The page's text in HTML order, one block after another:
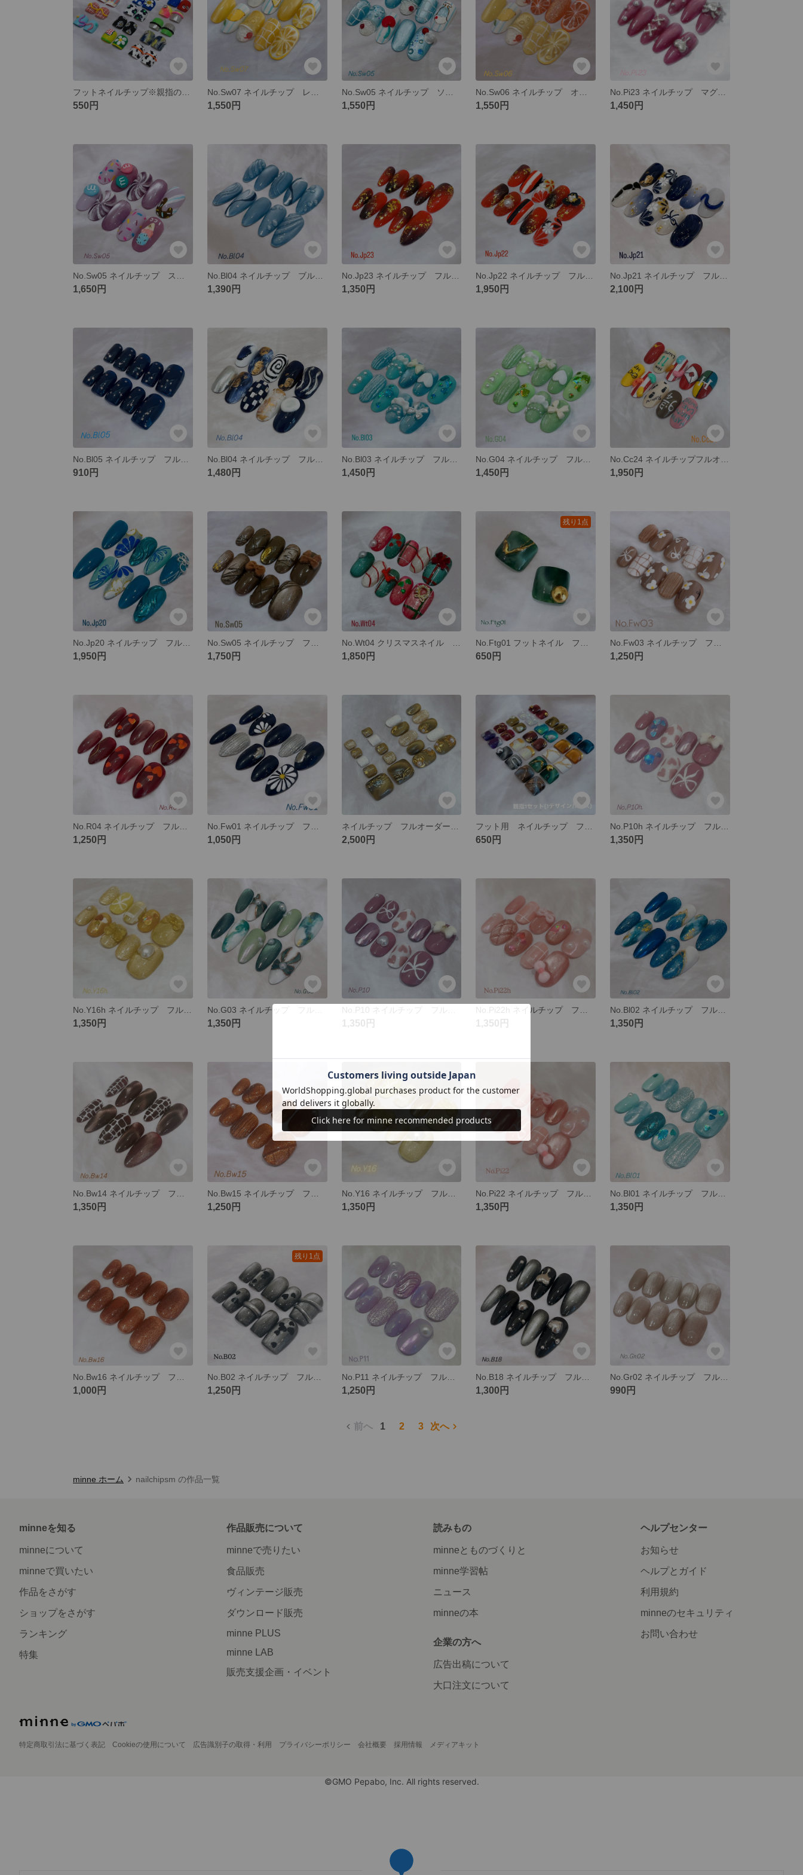
550円 1,550円 1,550円 1,550円 1,450円
1,650円
No.Bl04 ネイルチップ ブルー 水色 夏 海 ぷっくり ニュアンス マグネット
1,390円
No.Jp23 ネイルチップ フルオーダー 成人式 成人式ネイル 和柄 和柄ネイル モダン 赤 黒 卒業式 袴
1,350円 1,950円 2,100円
910円
No.Bl04 ネイルチップ フルオーダー ニュアンス ネイビー 個性的 ミラー クール
1,480円
No.Bl03 ネイルチップ フルオーダー 推しカラー 水色 ブルー 空 リボン ハート 可愛い
1,450円 1,450円 1,950円
1,950円 1,750円 1,850円
残り1点
650円 1,250円
1,250円 1,050円 2,500円 650円 1,350円
1,350円 1,350円 1,350円 1,350円 1,350円
1,350円 1,250円
No.Y16 ネイルチップ フルオーダー 黄色 イエロー マグネット ミラー リボン
1,350円 1,350円 1,350円
1,000円
残り1点
No.B02 ネイルチップ フルオーダー マグネット ブラック 黒 ハート ハートホロ 埋め込み アクセサリー アクセサリーネイル シルバー ミラー
1,250円
No.P11 ネイルチップ フルオーダー ジェルネイル 夜空 星空 空 マグネット マグネットネイル ニュアンスネイル ミラーネイル
1,250円 1,300円 990円
前へ 1 2 3 次へ
minne ホーム nailchipsm の作品一覧
minneを知る
minneについて
minneで買いたい
作品をさがす
ショップをさがす
ランキング
特集
作品販売について
minneで売りたい
食品販売
ヴィンテージ販売
ダウンロード販売
minne PLUS
minne LAB
販売支援企画・イベント
読みもの
minneとものづくりと
minne学習帖
ニュース
minneの本
企業の方へ
広告出稿について
大口注文について
ヘルプセンター
お知らせ
ヘルプとガイド
利用規約
minneのセキュリティ
お問い合わせ
特定商取引法に基づく表記 Cookieの使用について 広告識別子の取得・利用 プライバシーポリシー 会社概要 採用情報 メディアキット
©GMO Pepabo, Inc. All rights reserved.